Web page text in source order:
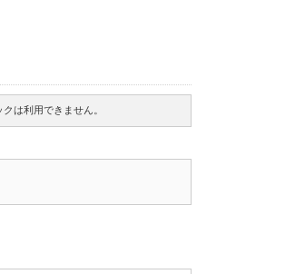
クは利用できません。